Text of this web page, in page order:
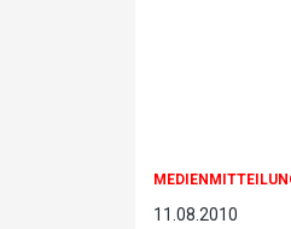
11.08.2010